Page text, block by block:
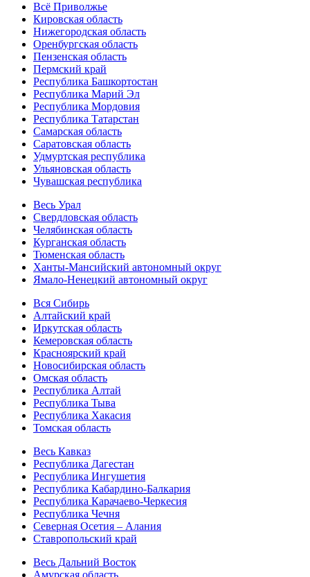
Всё Приволжье
Кировская область
Нижегородская область
Оренбургская область
Пензенская область
Пермский край
Республика Башкортостан
Республика Марий Эл
Республика Мордовия
Республика Татарстан
Самарская область
Саратовская область
Удмуртская республика
Ульяновская область
Чувашская республика
Весь Урал
Свердловская область
Челябинская область
Курганская область
Тюменская область
Ханты-Мансийский автономный округ
Ямало-Ненецкий автономный округ
Вся Сибирь
Алтайский край
Иркутская область
Кемеровская область
Красноярский край
Новосибирская область
Омская область
Республика Алтай
Республика Тыва
Республика Хакасия
Томская область
Весь Кавказ
Республика Дагестан
Республика Ингушетия
Республика Кабардино-Балкария
Республика Карачаево-Черкесия
Республика Чечня
Северная Осетия – Алания
Ставропольский край
Весь Дальний Восток
Амурская область